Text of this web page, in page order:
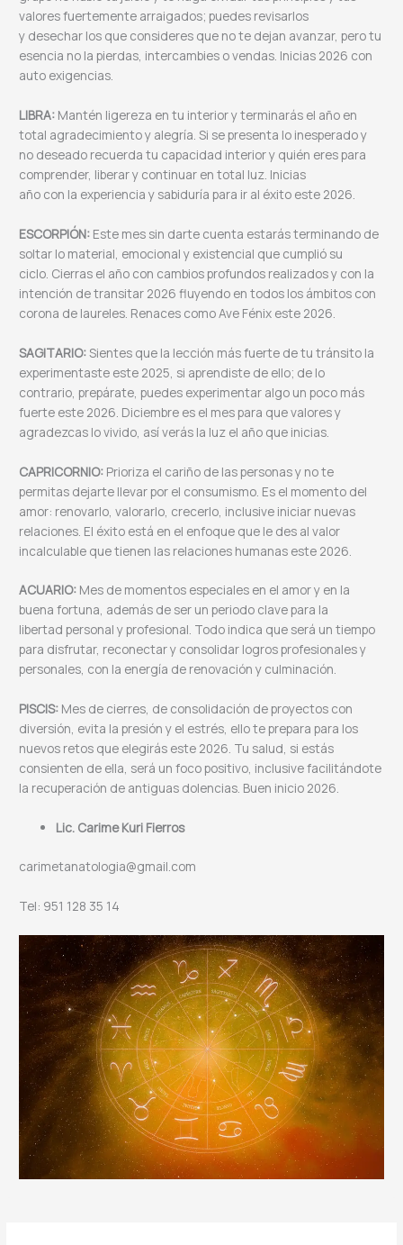
valores fuertemente arraigados; puedes revisarlos
y desechar los que consideres que no te dejan avanzar, pero tu
esencia no la pierdas, intercambies o vendas. Inicias 2026 con
auto exigencias.
LIBRA: Mantén ligereza en tu interior y terminarás el año en
total agradecimiento y alegría. Si se presenta lo inesperado y
no deseado recuerda tu capacidad interior y quién eres para
comprender, liberar y continuar en total luz. Inicias
año con la experiencia y sabiduría para ir al éxito este 2026.
ESCORPIÓN: Este mes sin darte cuenta estarás terminando de
soltar lo material, emocional y existencial que cumplió su
ciclo. Cierras el año con cambios profundos realizados y con la
intención de transitar 2026 fluyendo en todos los ámbitos con
corona de laureles. Renaces como Ave Fénix este 2026.
SAGITARIO:Sientes que la lección más fuerte de tu tránsito la
experimentaste este 2025, si aprendiste de ello; de lo
contrario, prepárate, puedes experimentar algo un poco más
fuerte este 2026. Diciembre es el mes para que valores y
agradezcas lo vivido, así verás la luz el año que inicias.
CAPRICORNIO: Prioriza el cariño de las personas y no te
permitas dejarte llevar por el consumismo. Es el momento del
amor: renovarlo, valorarlo, crecerlo, inclusive iniciar nuevas
relaciones. El éxito está en el enfoque que le des al valor
incalculable que tienen las relaciones humanas este 2026.
ACUARIO: Mes de momentos especiales en el amor y en la
buena fortuna, además de ser un periodo clave para la
libertad personal y profesional. Todo indica que será un tiempo
para disfrutar, reconectar y consolidar logros profesionales y
personales, con la energía de renovación y culminación.
PISCIS: Mes de cierres, de consolidación de proyectos con
diversión, evita la presión y el estrés, ello te prepara para los
nuevos retos que elegirás este 2026. Tu salud, si estás
consienten de ella, será un foco positivo, inclusive facilitándote
la recuperación de antiguas dolencias. Buen inicio 2026.
Lic. Carime Kuri Fierros
carimetanatologia@gmail.com
Tel: 951 128 35 14